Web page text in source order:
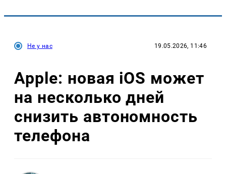
Не у нас 19.05.2026, 11:46
Apple: новая iOS может
на несколько дней
снизить автономность
телефона